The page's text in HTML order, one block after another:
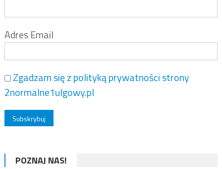
Adres Email
Zgadzam się z polityką prywatności strony
2normalne1ulgowy.pl
POZNAJ NAS!